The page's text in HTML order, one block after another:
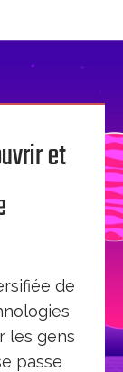
et
de
les gens
passe